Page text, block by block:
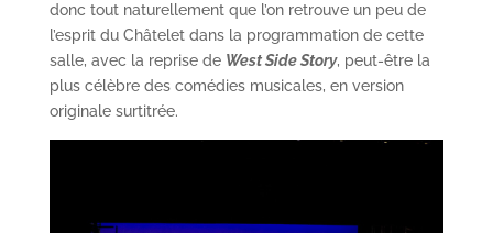
donc tout naturellement que l’on retrouve un peu de
l’esprit du Châtelet dans la programmation de cette
salle, avec la reprise de West Side Story, peut-être la
plus célèbre des comédies musicales, en version
originale surtitrée.